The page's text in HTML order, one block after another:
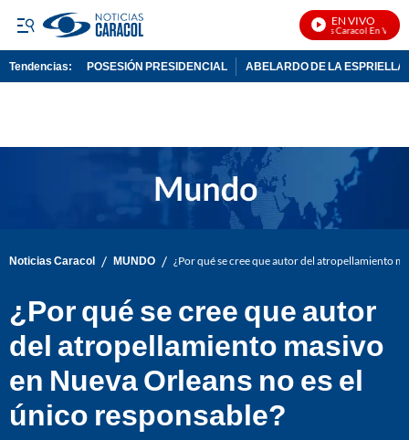
EN VIVO
Noticias Caracol En Vivo
Tendencias: POSESIÓN PRESIDENCIAL ABELARDO DE LA ESPRIELLA
Noticias Caracol / MUNDO / ¿Por qué se cree que autor del atropellamiento
¿Por qué se cree que autor
del atropellamiento masivo
en Nueva Orleans no es el
único responsable?